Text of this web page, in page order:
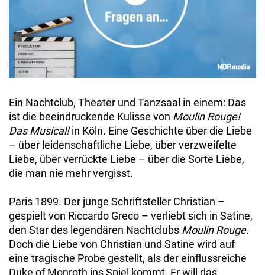
Ein Nachtclub, Theater und Tanzsaal in einem: Das
ist die beeindruckende Kulisse von Moulin Rouge!
Das Musical!in Köln. Eine Geschichte über die Liebe
– über leidenschaftliche Liebe, über verzweifelte
Liebe, über verrückte Liebe – über die Sorte Liebe,
die man nie mehr vergisst.
Paris 1899. Der junge Schriftsteller Christian –
gespielt von Riccardo Greco – verliebt sich in Satine,
den Star des legendären Nachtclubs Moulin Rouge.
Doch die Liebe von Christian und Satine wird auf
eine tragische Probe gestellt, als der einflussreiche